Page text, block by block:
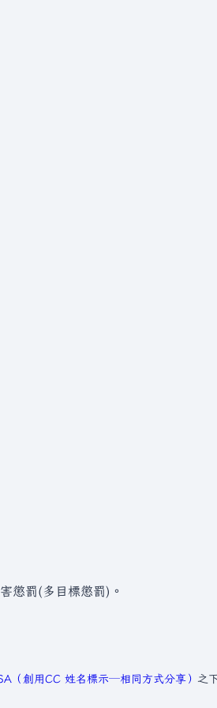
懲罰(多目標懲罰)。
（創用CC 姓名標示─相同方式分享） 之